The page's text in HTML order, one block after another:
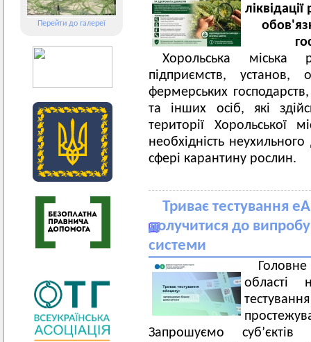
Перейти до галереї
Хорольська міська
підприємств, установ,
фермерських
та інших осіб, які
території Хорольської
необхідність
сфері карантину рослин.
Триває тестування
долучитися до
системи
області
Запрошуємо